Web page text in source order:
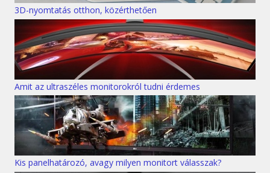
3D-nyomtatás otthon, közérthetően
Amit az ultraszéles monitorokról tudni érdemes
Kis panelhatározó, avagy milyen monitort válasszak?